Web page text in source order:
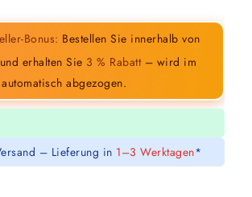
Bonus: Bestellen Sie innerhalb von
und erhalten Sie 3 % Rabatt– wird im
abgezogen.
– Lieferung in 1–3 Werktagen*